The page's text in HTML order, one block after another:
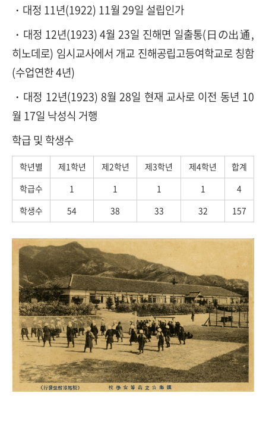
・대정 11년(1922) 11월 29일 설립인가
・대정 12년(1923) 4월 23일 진해면 일출통(日の出通,
히노데로) 임시교사에서 개교 진해공립고등여학교로 칭함
(수업연한 4년)
・대정 12년(1923) 8월 28일 현재 교사로 이전 동년 10
월 17일 낙성식 거행
학급 및 학생수
학년별 제1학년 제2학년 제3학년 제4학년
합계
학급수
1 1 1 1
4
학생수
54 38 33 32 157